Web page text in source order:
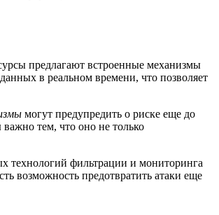
предлагают встроенные механизмы
в реальном времени, что позволяет
могут предупредить о риске еще до
тем, что оно не только
технологий фильтрации и мониторинга
возможность предотвратить атаки еще